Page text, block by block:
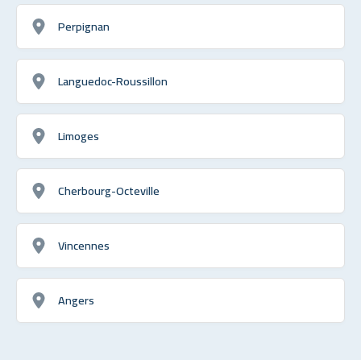
Perpignan
Languedoc-Roussillon
Limoges
Cherbourg-Octeville
Vincennes
Angers